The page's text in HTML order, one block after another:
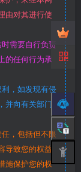
由对其进行使
需要自行负责
的任何行为承
，如发现有侵
并向有关部门
，包括但不限
导致您的权益
施保护您的权